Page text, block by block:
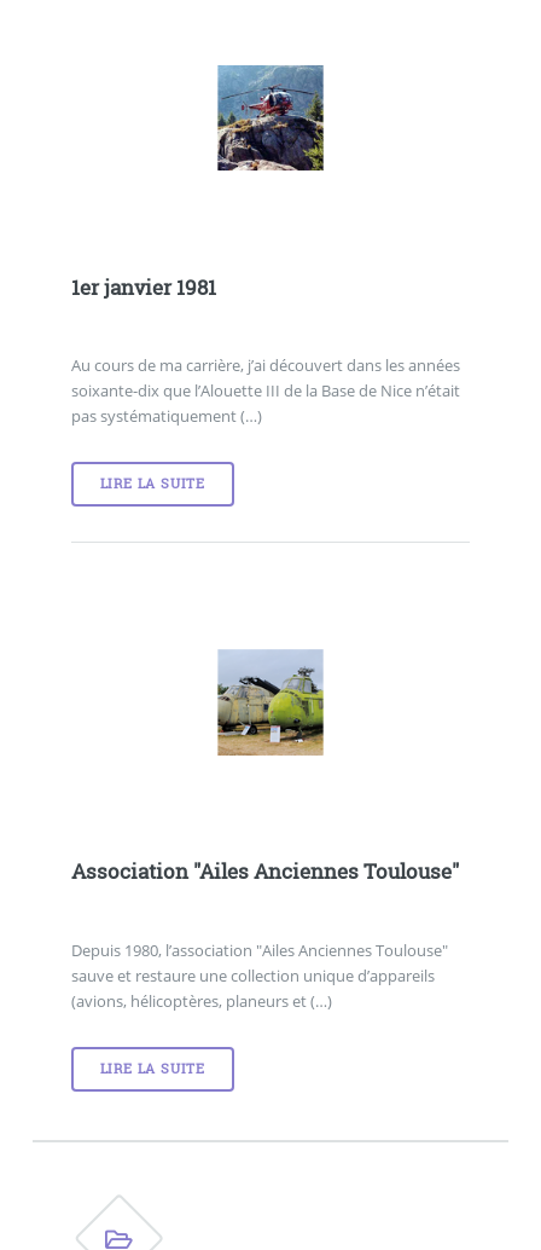
1er janvier 1981
Au cours de ma carrière, j’ai découvert dans les années
soixante-dix que l’Alouette III de la Base de Nice n’était
pas systématiquement (…)
LIRE LA SUITE
Association "Ailes Anciennes Toulouse"
Depuis 1980, l’association "Ailes Anciennes Toulouse"
sauve et restaure une collection unique d’appareils
(avions, hélicoptères, planeurs et (…)
LIRE LA SUITE